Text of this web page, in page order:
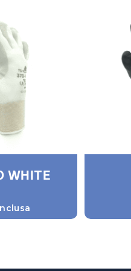
WHITE